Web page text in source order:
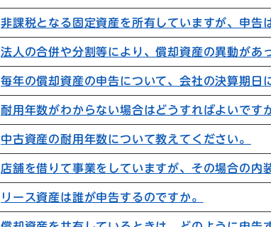
非課税となる固定資産を所有していますが、申告
法人の合併や分割等により、償却資産の異動があ
毎年の償却資産の申告について、会社の決算期日
耐用年数がわからない場合はどうすればよいです
中古資産の耐用年数について教えてください。
店舗を借りて事業をしていますが、その場合の内
リース資産は誰が申告するのですか。